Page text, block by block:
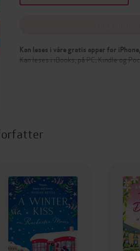
Kan leses i våre gratis apper for
Kan leses i iBooks, på PC, Kindle og